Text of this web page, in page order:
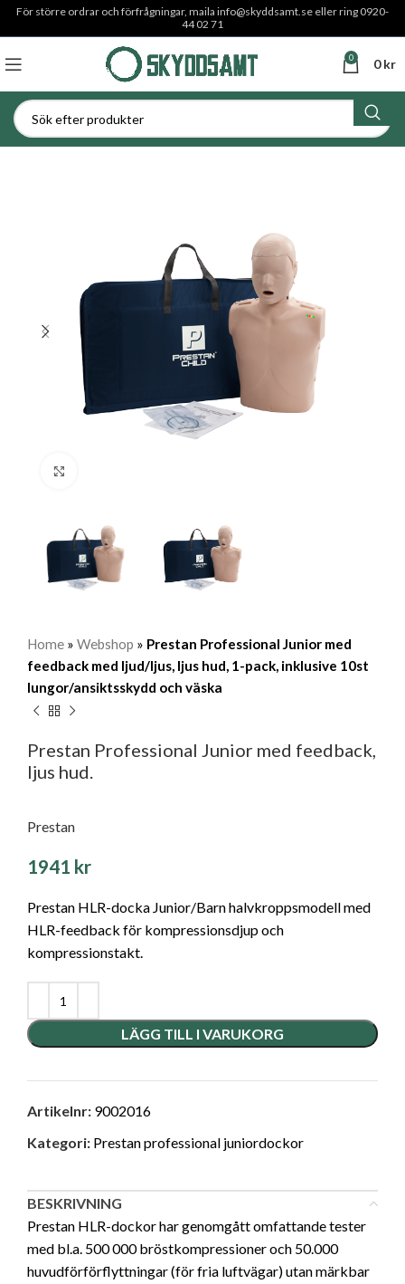
För större ordrar och förfrågningar, maila info@skyddsamt.se eller ring 0920-
44 02 71
0 0kr
Home » Webshop » Prestan Professional Junior med
feedback med ljud/ljus, ljus hud, 1-pack, inklusive 10st
lungor/ansiktsskydd och väska
Prestan Professional Junior med feedback,
ljus hud.
Prestan
1941 kr
Prestan HLR-docka Junior/Barn halvkroppsmodell med
HLR-feedback för kompressionsdjup och
kompressionstakt.
LÄGG TILL I VARUKORG
Artikelnr: 9002016
Kategori: Prestan professional juniordockor
BESKRIVNING
Prestan HLR-dockor har genomgått omfattande tester
med bl.a. 500 000 bröstkompressioner och 50.000
huvudförförflyttningar (för fria luftvägar) utan märkbar